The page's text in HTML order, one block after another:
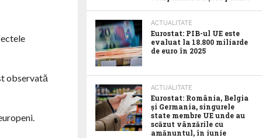
observată
ACTUALITATE
Eurostat: PIB-ul UE este
evaluat la 18.800 miliarde
de euro în 2025
ACTUALITATE
Eurostat: România, Belgia
și Germania, singurele
state membre UE unde au
scăzut vânzările cu
amănuntul, în iunie